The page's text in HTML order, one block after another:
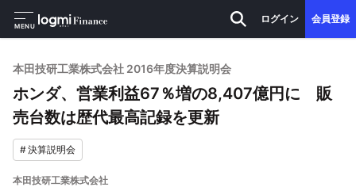
MENU
ログイン 会員登録
本田技研工業株式会社 2016年度決算説明会
ホンダ、営業利益67％増の8,407億円に 販
売台数は歴代最高記録を更新
#決算説明会
本田技研工業株式会社